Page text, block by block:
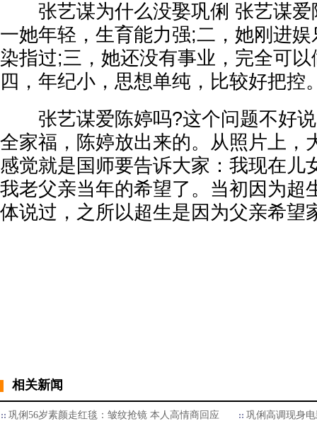
张艺谋为什么没娶巩俐 张艺谋爱
一她年轻，生育能力强;二，她刚进
染指过;三，她还没有事业，完全可
四，年纪小，思想单纯，比较好把控
张艺谋爱陈婷吗?这个问题不好说
全家福，陈婷放出来的。从照片上，
感觉就是国师要告诉大家：我现在儿
我老父亲当年的希望了。当初因为超
体说过，之所以超生是因为父亲希望
相关新闻
巩俐56岁素颜走红毯：皱纹抢镜 本人高情商回应
巩俐高调现身